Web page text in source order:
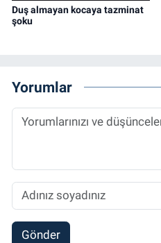
Duş almayan kocaya tazminat
şoku
Yorumlar
Gönder